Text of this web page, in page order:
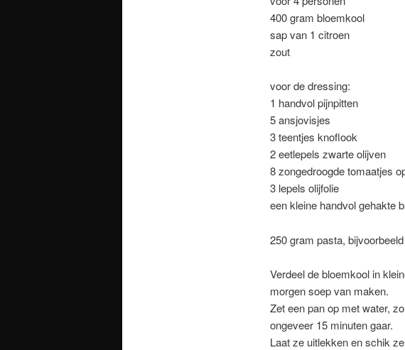
400 gram bloemkool
sap van 1 citroen
zout
voor de dressing:
1 handvol pijnpitten
5 ansjovisjes
3 teentjes knoflook
2 eetlepels zwarte olijven
8 zongedroogde tomaatjes
3 lepels olijfolie
een kleine handvol gehakte
250 gram pasta,
Verdeel de bloemkool in
morgen soep van maken.
Zet een pan op met water,
ongeveer 15 minuten gaar.
Laat ze uitlekken en schik